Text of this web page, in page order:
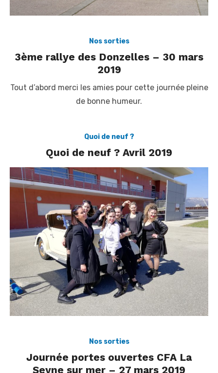
Nos sorties
3ème rallye des Donzelles – 30 mars
2019
Tout d’abord merci les amies pour cette journée pleine
de bonne humeur.
Quoi de neuf ?
Quoi de neuf ? Avril 2019
Nos sorties
Journée portes ouvertes CFA La
Seyne sur mer – 27 mars 2019